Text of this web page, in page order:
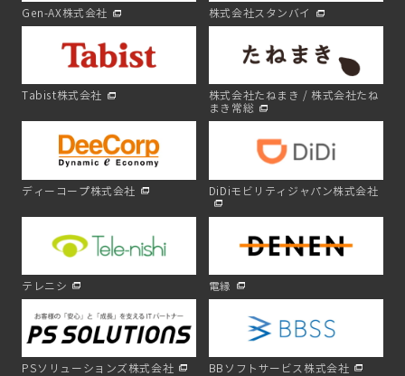
Gen-AX株式会社 株式会社スタンバイ
Tabist株式会社
株式会社たねまき / 株式会社たね
まき常総
ディーコープ株式会社 DiDiモビリティジャパン株式会社
テレニシ 電縁
PSソリューションズ株式会社 BBソフトサービス株式会社